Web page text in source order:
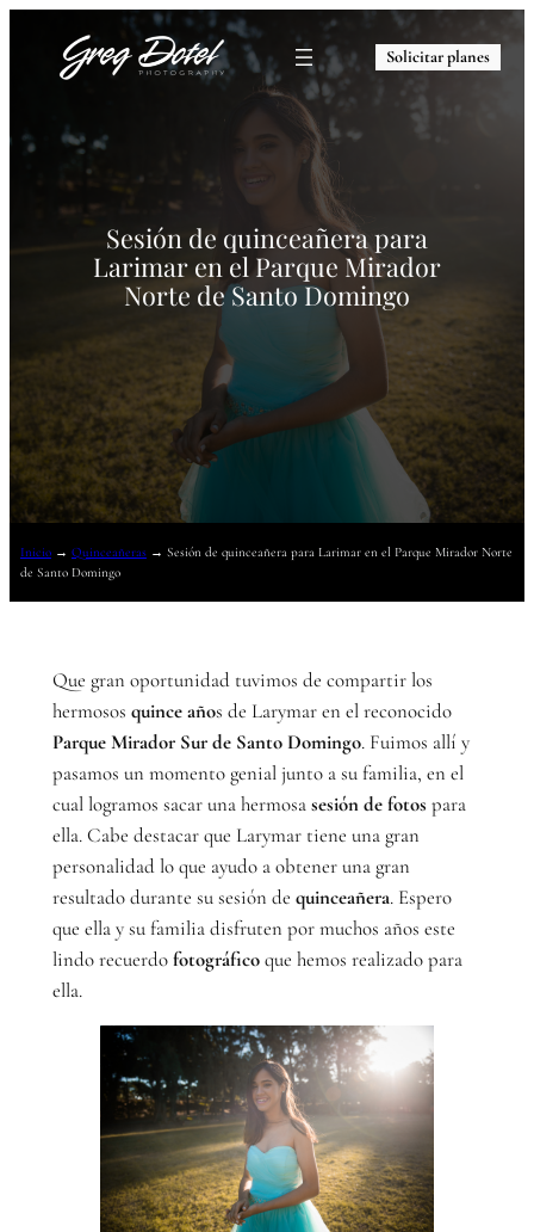
Solicitar planes
Sesión de quinceañera para
Larimar en el Parque Mirador
Norte de Santo Domingo
Inicio→ Quinceañeras→ Sesión de quinceañera para Larimar en el Parque Mirador Norte
de Santo Domingo
Que gran oportunidad tuvimos de compartir los
hermosos quince años de Larymar en el reconocido
Parque Mirador Sur de Santo Domingo. Fuimos allí y
pasamos un momento genial junto a su familia, en el
cual logramos sacar una hermosasesión de fotos para
ella. Cabe destacar que Larymar tiene una gran
personalidad lo que ayudo a obtener una gran
resultado durante su sesión de quinceañera. Espero
que ella y su familia disfruten por muchos años este
lindo recuerdofotográficoque hemos realizado para
ella.